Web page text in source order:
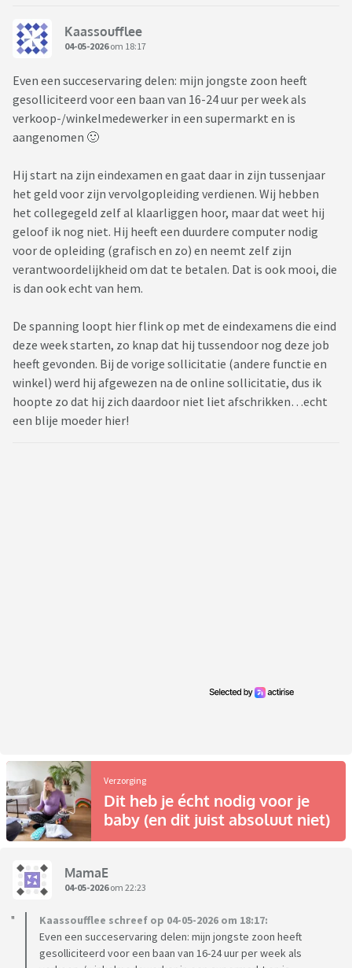
Kaassoufflee
04-05-2026om 18:17
Even een succeservaring delen: mijn jongste zoon heeft
gesolliciteerd voor een baan van 16-24 uur per week als
verkoop-/winkelmedewerker in een supermarkt en is
aangenomen 🙂
Hij start na zijn eindexamen en gaat daar in zijn tussenjaar
het geld voor zijn vervolgopleiding verdienen. Wij hebben
het collegegeld zelf al klaarliggen hoor, maar dat weet hij
geloof ik nog niet. Hij heeft een duurdere computer nodig
voor de opleiding (grafisch en zo) en neemt zelf zijn
verantwoordelijkheid om dat te betalen. Dat is ook mooi, die
is dan ook echt van hem.
De spanning loopt hier flink op met de eindexamens die eind
deze week starten, zo knap dat hij tussendoor nog deze job
heeft gevonden. Bij de vorige sollicitatie (andere functie en
winkel) werd hij afgewezen na de online sollicitatie, dus ik
hoopte zo dat hij zich daardoor niet liet afschrikken…echt
een blije moeder hier!
Verzorging
Dit heb je écht nodig voor je
baby (en dit juist absoluut niet)
MamaE
04-05-2026om 22:23
Kaassoufflee schreef op 04-05-2026 om 18:17:
Even een succeservaring delen: mijn jongste zoon heeft
gesolliciteerd voor een baan van 16-24 uur per week als